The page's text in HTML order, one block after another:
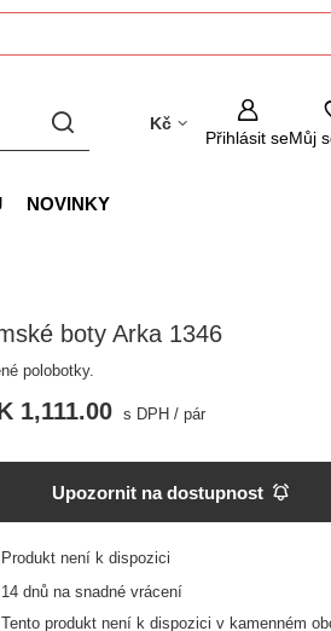
Kč
Přihlásit seMůj
NOVINKY
boty Arka 1346
polobotky.
1,111.00 s DPH /pár
Upozornit na dostupnost
Produkt není k dispozici
14 dnů na snadné vrácení
Tento produkt není k dispozici v kamenném